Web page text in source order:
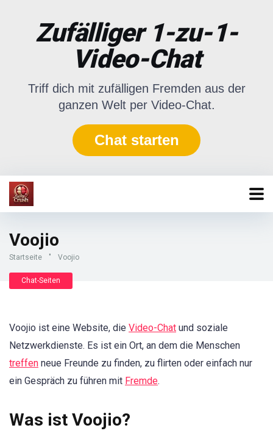
Zufälliger 1-zu-1-
Video-Chat
Triff dich mit zufälligen Fremden aus der
ganzen Welt per Video-Chat.
Chat starten
Voojio
Startseite " Voojio
Chat-Seiten
Voojio ist eine Website, die Video-Chat und soziale
Netzwerkdienste. Es ist ein Ort, an dem die Menschen
treffen neue Freunde zu finden, zu flirten oder einfach nur
ein Gespräch zu führen mit Fremde.
Was ist Voojio?